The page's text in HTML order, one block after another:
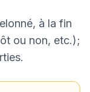
à la fin
ou non, etc.);